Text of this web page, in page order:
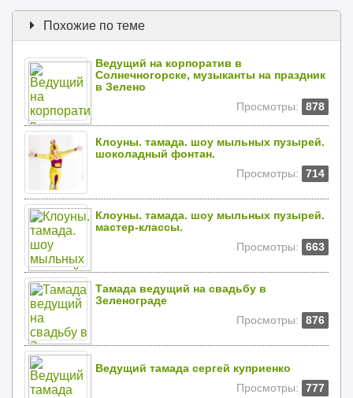
Похожие по теме
Ведущий на корпоратив в
Солнечногорске, музыканты на праздник
в Зелено
Просмотры:
878
Клоуны. тамада. шоу мыльных пузырей.
шоколадный фонтан.
Просмотры:
714
Клоуны. тамада. шоу мыльных пузырей.
мастер-классы.
Просмотры:
663
Тамада ведущий на свадьбу в
Зеленограде
Просмотры:
876
Ведущий тамада сергей куприенко
Просмотры:
777